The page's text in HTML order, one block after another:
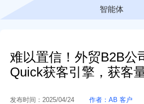
智能体
难以置信！外贸B2B公
Quick获客引擎，获客
发布时间： 2025/04/24 作者： AB 客户